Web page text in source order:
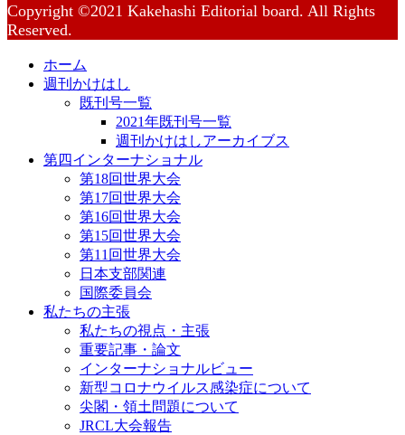
Copyright ©2021 Kakehashi Editorial board. All Rights
Reserved.
ホーム
週刊かけはし
既刊号一覧
2021年既刊号一覧
週刊かけはしアーカイブス
第四インターナショナル
第18回世界大会
第17回世界大会
第16回世界大会
第15回世界大会
第11回世界大会
日本支部関連
国際委員会
私たちの主張
私たちの視点・主張
重要記事・論文
インターナショナルビュー
新型コロナウイルス感染症について
尖閣・領土問題について
JRCL大会報告